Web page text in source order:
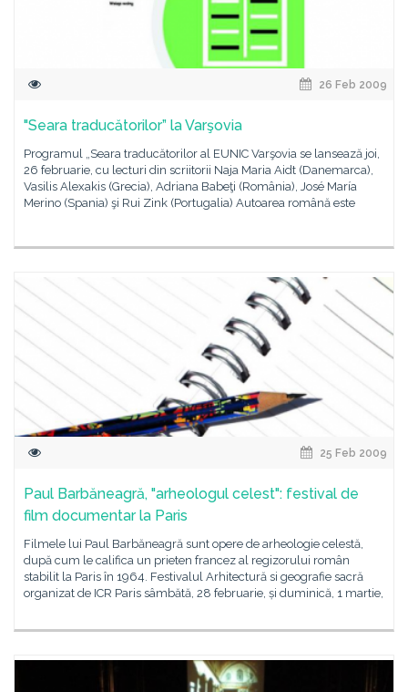
26 Feb 2009
"Seara traducătorilor” la Varşovia
Programul „Seara traducătorilor al EUNIC Varşovia se lansează joi,
26 februarie, cu lecturi din scriitorii Naja Maria Aidt (Danemarca),
Vasilis Alexakis (Grecia), Adriana Babeţi (România), José María
Merino (Spania) şi Rui Zink (Portugalia) Autoarea română este
25 Feb 2009
Paul Barbăneagră, "arheologul celest": festival de
film documentar la Paris
Filmele lui Paul Barbăneagră sunt opere de arheologie celestă,
după cum le califica un prieten francez al regizorului român
stabilit la Paris în 1964. Festivalul Arhitectură si geografie sacră
organizat de ICR Paris sâmbătă, 28 februarie, și duminică, 1 martie,